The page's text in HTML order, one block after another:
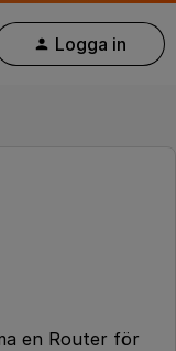
Logga in
en Router för